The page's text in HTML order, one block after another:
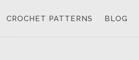
CROCHET PATTERNS BLOG